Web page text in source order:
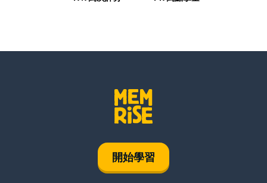
開始學習